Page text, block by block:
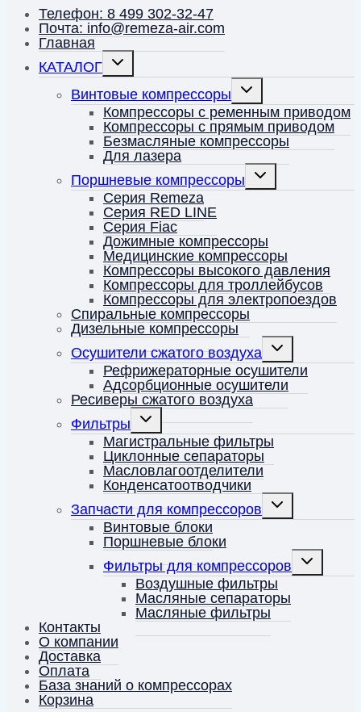
Телефон: 8 499 302-32-47
Почта: info@remeza-air.com
Главная
КАТАЛОГ
Переключить
Винтовые компрессоры
Переключить
меню
Компрессоры с ременным приводом
Компрессоры с прямым приводом
Безмасляные компрессоры
Для лазера
Поршневые компрессоры
Переключить
Серия Remeza
Серия RED LINE
Серия Fiac
Дожимные компрессоры
Медицинские компрессоры
Компрессоры высокого давления
Компрессоры для троллейбусов
Компрессоры для электропоездов
Спиральные компрессоры
Дизельные компрессоры
Осушители сжатого воздуха
Переключить
меню
Рефрижераторные осушители
Адсорбционные осушители
Ресиверы сжатого воздуха
Фильтры
Переключить
дочернее
меню
Магистральные фильтры
Циклонные сепараторы
Масловлагоотделители
Конденсатоотводчики
Запчасти для компрессоров
Переключить
Винтовые блоки
Поршневые блоки
Фильтры для компрессоров
Переключить
Воздушные фильтры
Масляные сепараторы
Масляные фильтры
Контакты
О компании
Доставка
Оплата
База знаний о компрессорах
Корзина